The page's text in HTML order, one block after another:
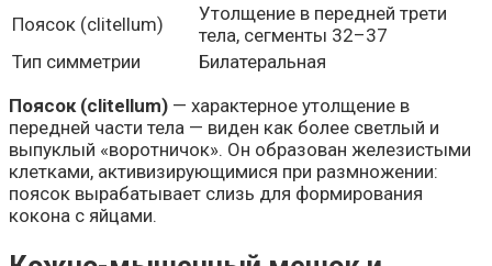
Поясок (clitellum)
Утолщение в передней трети
тела, сегменты 32–37
Тип симметрии
Билатеральная
Поясок (clitellum) — характерное утолщение в
передней части тела — виден как более светлый и
выпуклый «воротничок». Он образован железистыми
клетками, активизирующимися при размножении:
поясок вырабатывает слизь для формирования
кокона с яйцами.